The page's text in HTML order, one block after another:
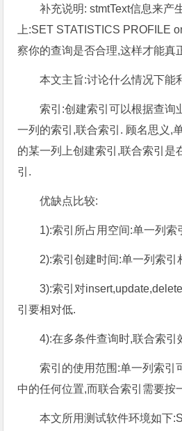
补充说明: stmtText信息来产
上:SET STATISTICS PROFILE
察你的查询是否合理,这样才能真
本文主旨:讨论什么情况下能
索引:创建索引可以根据查询
一列的索引,联合索引. 顾名思义,
的某一列上创建索引,联合索引是
引.
优缺点比较:
1):索引所占用空间:单一列索
2):索引创建时间:单一列索引
3):索引对
引要相对低.
4):在多条件查询时,联合索引
索引的使用范围:单一列索引
中的任何位置,而联合索引需要按
本文所用测试软件环境如下